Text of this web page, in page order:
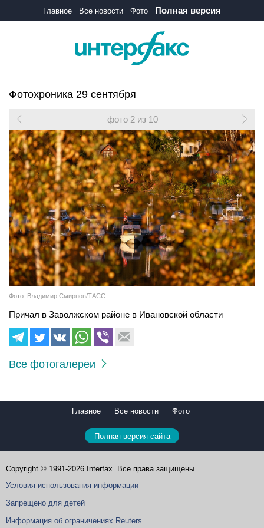
Главное Все новости Фото Полная версия
Фотохроника 29 сентября
фото 2 из 10
Фото: Владимир Смирнов/ТАСС
Причал в Заволжском районе в Ивановской области
Все фотогалереи
Главное Все новости Фото
Полная версия сайта
Copyright © 1991-2026 Interfax. Все права защищены.
Условия использования информации
Запрещено для детей
Информация об ограничениях Reuters